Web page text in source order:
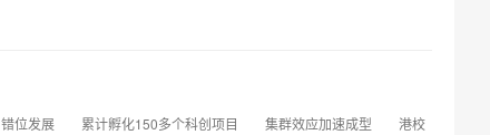
错位发展 累计孵化150多个科创项目 集群效应加速成型 港校